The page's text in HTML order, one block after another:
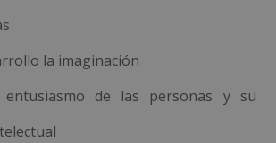
la imaginación
entusiasmo de las personas y su